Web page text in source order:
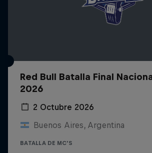
Red Bull Batalla Final
2026
2 Octubre 2026
Buenos Aires, Argentina
BATALLA DE MC'S